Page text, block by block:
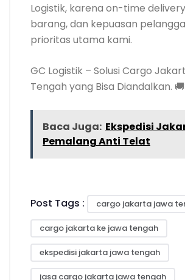
Logistik, karena on-time
barang, dan kepuasan
prioritas utama kami.
GC Logistik – Solusi Cargo
Tengah yang Bisa Diandalkan.
Baca Juga: Ekspedisi
Pemalang Anti Telat
Post Tags : cargo jakarta jawa
cargo jakarta ke jawa tengah
ekspedisi jakarta jawa tengah
jasa cargo jakarta jawa tengah